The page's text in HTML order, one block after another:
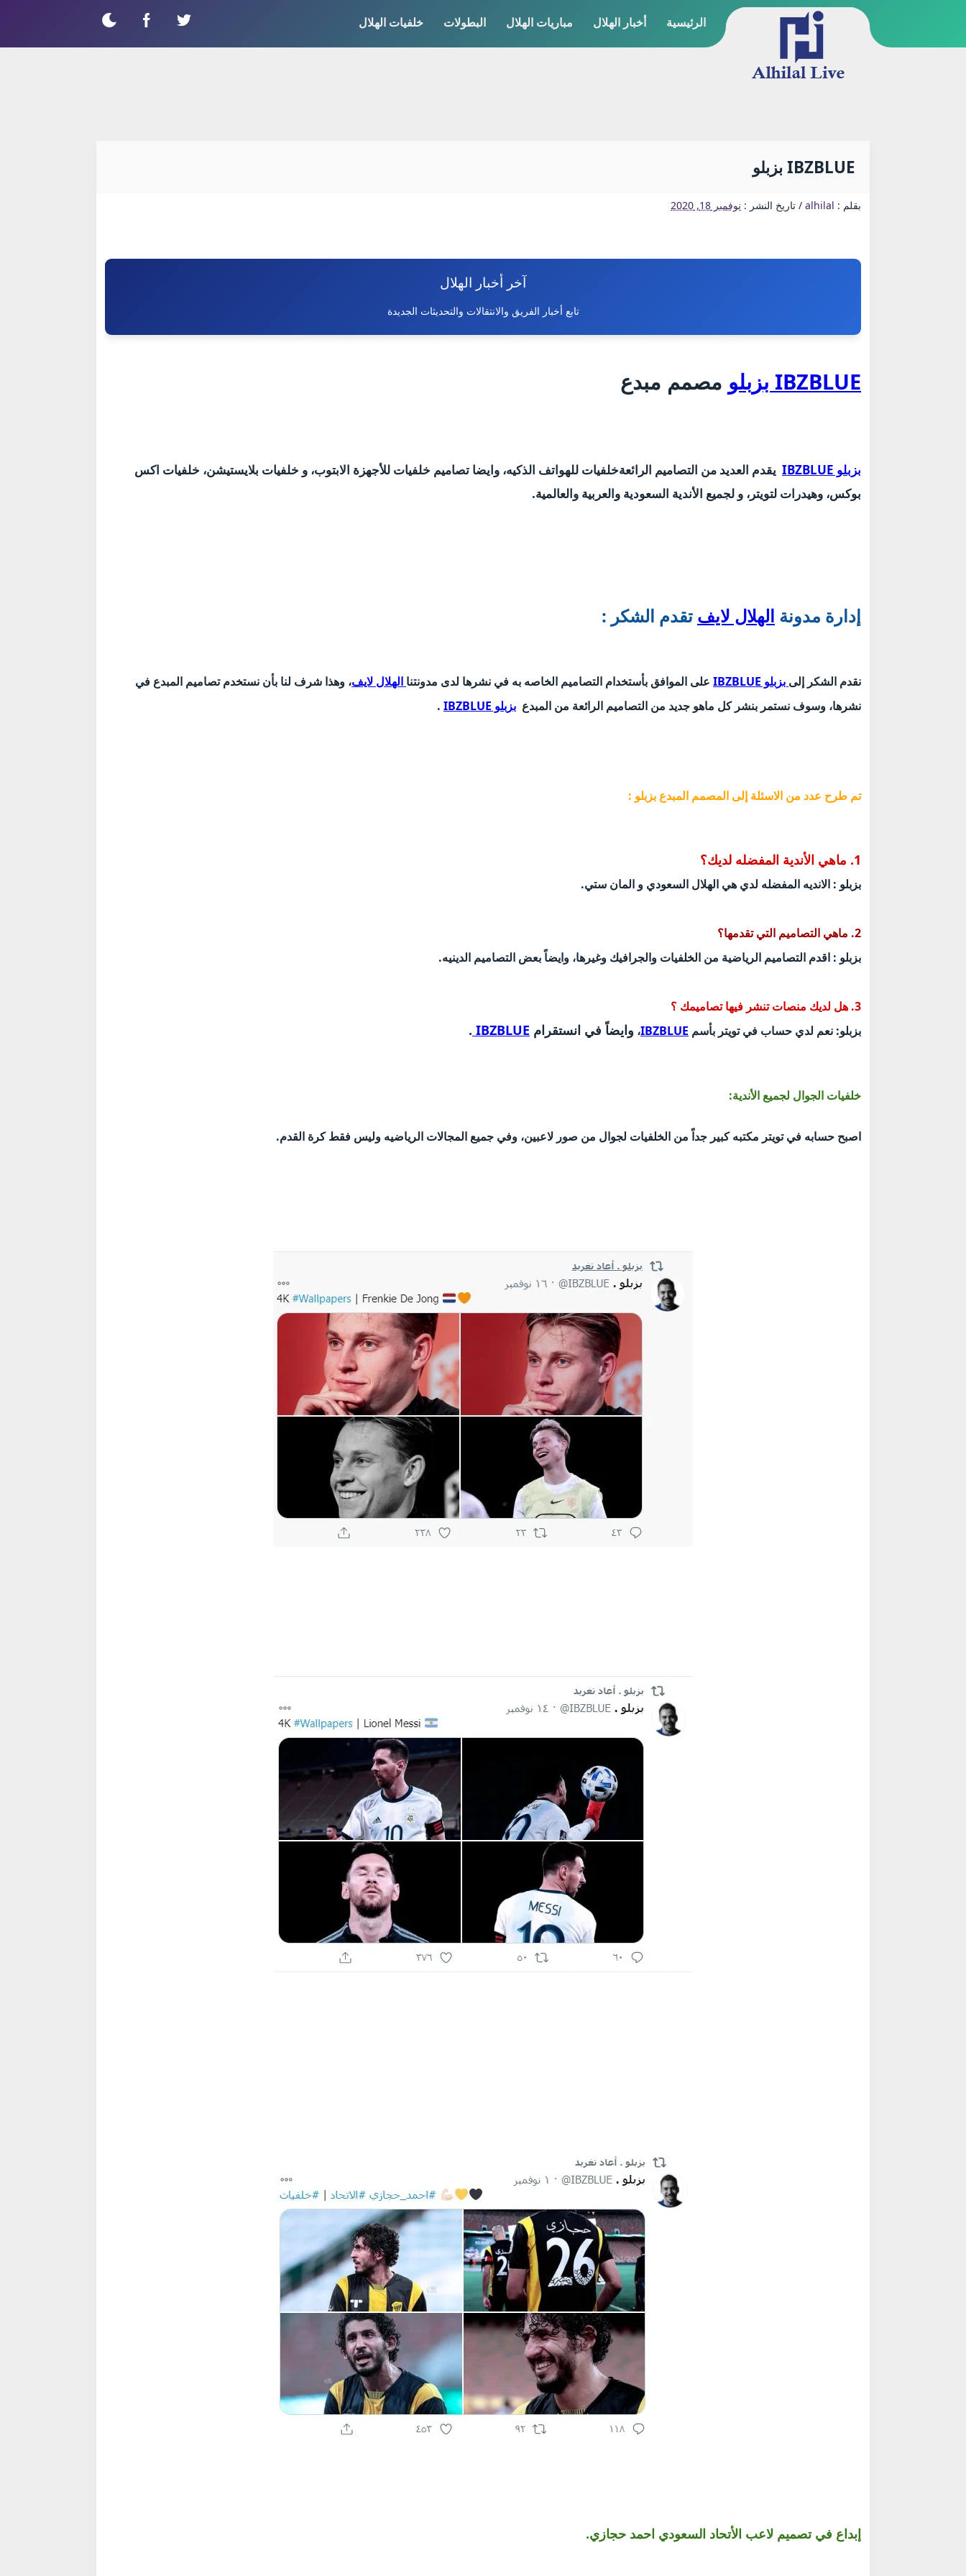
الرئيسية أخبار الهلال مباريات الهلال البطولات خلفيات الهلال
IBZBLUE بزبلو
بقلم : alhilal
/ تاريخ النشر : نوفمبر 18, 2020
آخر أخبار الهلال
تابع أخبار الفريق والانتقالات والتحديثات الجديدة
IBZBLUE بزبلو مصمم مبدع
بزبلو IBZBLUE
يقدم العديد من التصاميم الرائعةخلفيات للهواتف الذكيه، وايضا تصاميم خلفيات للأجهزة الابتوب، و خلفيات بلايستيشن، خلفيات اكس
بوكس، وهيدرات لتويتر، و لجميع الأندية السعودية والعربية والعالمية.
إدارة مدونة الهلال لايف تقدم الشكر :
نقدم الشكر إلى بزبلو IBZBLUE على الموافق بأستخدام التصاميم الخاصه به في نشرها لدى مدونتنا الهلال لايف، وهذا شرف لنا بأن نستخدم تصاميم المبدع في
نشرها، وسوف نستمر بنشر كل ماهو جديد من التصاميم الرائعة من المبدع بزبلو IBZBLUE .
تم طرح عدد من الاسئلة إلى المصمم المبدع بزبلو :
1. ماهي الأندية المفضله لديك؟
بزبلو : الانديه المفضله لدي هي الهلال السعودي و المان ستي.
2. ماهي التصاميم التي تقدمها؟
بزبلو : اقدم التصاميم الرياضية من الخلفيات والجرافيك وغيرها، وايضاً بعض التصاميم الدينيه.
3. هل لديك منصات تنشر فيها تصاميمك ؟
بزبلو: نعم لدي حساب في تويتر بأسم IBZBLUE، وايضاً في انستقرام IBZBLUE
.
خلفيات الجوال لجميع الأندية:
اصبح حسابه في تويتر مكتبه كبير جداً من الخلفيات لجوال من صور لاعبين، وفي جميع المجالات الرياضيه وليس فقط كرة القدم.
إبداع في تصميم لاعب الأتحاد السعودي احمد حجازي.